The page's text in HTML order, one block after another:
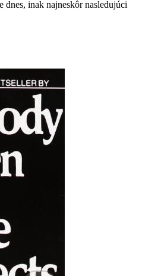
dnes, inak najneskôr nasledujúci